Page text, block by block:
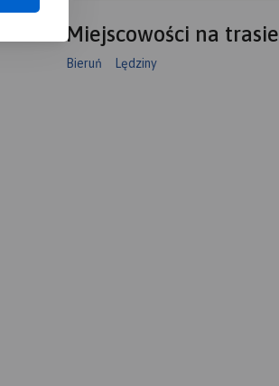
Miejscowości na trasie
Bieruń Lędziny